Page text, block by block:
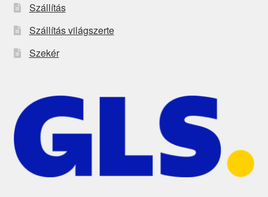
Szállítás
Szállítás világszerte
Szekér